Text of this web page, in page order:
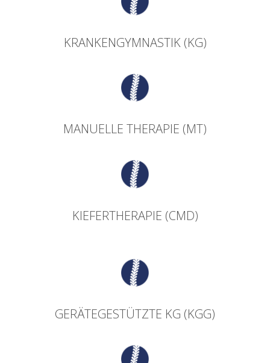
KRANKENGYMNASTIK (KG)
MANUELLE THERAPIE (MT)
KIEFERTHERAPIE (CMD)
GERÄTEGESTÜTZTE KG (KGG)